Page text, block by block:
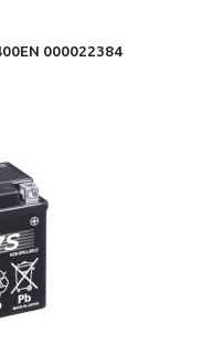
000022384